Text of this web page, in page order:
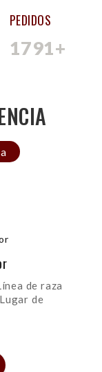
PEDIDOS
1791+
de raza
de